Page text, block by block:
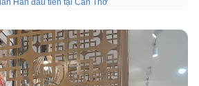
Hàn đầu tiên tại Cần Thơ